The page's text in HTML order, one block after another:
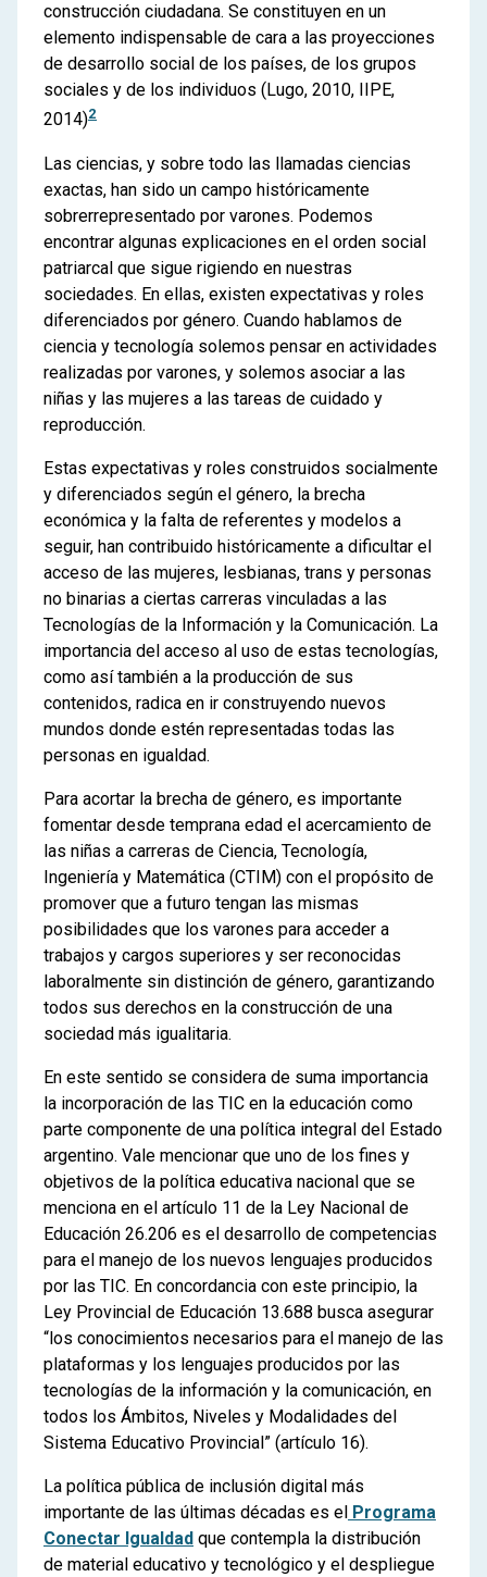
construcción ciudadana. Se constituyen en un
elemento indispensable de cara a las proyecciones
de desarrollo social de los países, de los grupos
sociales y de los individuos (Lugo, 2010, IIPE,
2014)2
Las ciencias, y sobre todo las llamadas ciencias
exactas, han sido un campo históricamente
sobrerrepresentado por varones. Podemos
encontrar algunas explicaciones en el orden social
patriarcal que sigue rigiendo en nuestras
sociedades. En ellas, existen expectativas y roles
diferenciados por género. Cuando hablamos de
ciencia y tecnología solemos pensar en actividades
realizadas por varones, y solemos asociar a las
niñas y las mujeres a las tareas de cuidado y
reproducción.
Estas expectativas y roles construidos socialmente
y diferenciados según el género, la brecha
económica y la falta de referentes y modelos a
seguir, han contribuido históricamente a dificultar el
acceso de las mujeres, lesbianas, trans y personas
no binarias a ciertas carreras vinculadas a las
Tecnologías de la Información y la Comunicación. La
importancia del acceso al uso de estas tecnologías,
como así también a la producción de sus
contenidos, radica en ir construyendo nuevos
mundos donde estén representadas todas las
personas en igualdad.
Para acortar la brecha de género, es importante
fomentar desde temprana edad el acercamiento de
las niñas a carreras de Ciencia, Tecnología,
Ingeniería y Matemática (CTIM) con el propósito de
promover que a futuro tengan las mismas
posibilidades que los varones para acceder a
trabajos y cargos superiores y ser reconocidas
laboralmente sin distinción de género, garantizando
todos sus derechos en la construcción de una
sociedad más igualitaria.
En este sentido se considera de suma importancia
la incorporación de las TIC en la educación como
parte componente de una política integral del Estado
argentino. Vale mencionar que uno de los fines y
objetivos de la política educativa nacional que se
menciona en el artículo 11 de la Ley Nacional de
Educación 26.206 es el desarrollo de competencias
para el manejo de los nuevos lenguajes producidos
por las TIC. En concordancia con este principio, la
Ley Provincial de Educación 13.688 busca asegurar
“los conocimientos necesarios para el manejo de las
plataformas y los lenguajes producidos por las
tecnologías de la información y la comunicación, en
todos los Ámbitos, Niveles y Modalidades del
Sistema Educativo Provincial” (artículo 16).
La política pública de inclusión digital más
importante de las últimas décadas es el Programa
Conectar Igualdad que contempla la distribución
de material educativo y tecnológico y el despliegue